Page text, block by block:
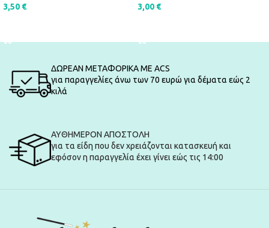
3,50 € 3,00 €
ΔΩΡΕΑΝ ΜΕΤΑΦΟΡΙΚΑ ΜΕ ACS
για παραγγελίες άνω των 70 ευρώ για δέματα εώς 2
κιλά
ΑΥΘΗΜΕΡΟΝ ΑΠΟΣΤΟΛΗ
για τα είδη που δεν χρειάζονται κατασκευή και
εφόσον η παραγγελία έχει γίνει εώς τις 14:00